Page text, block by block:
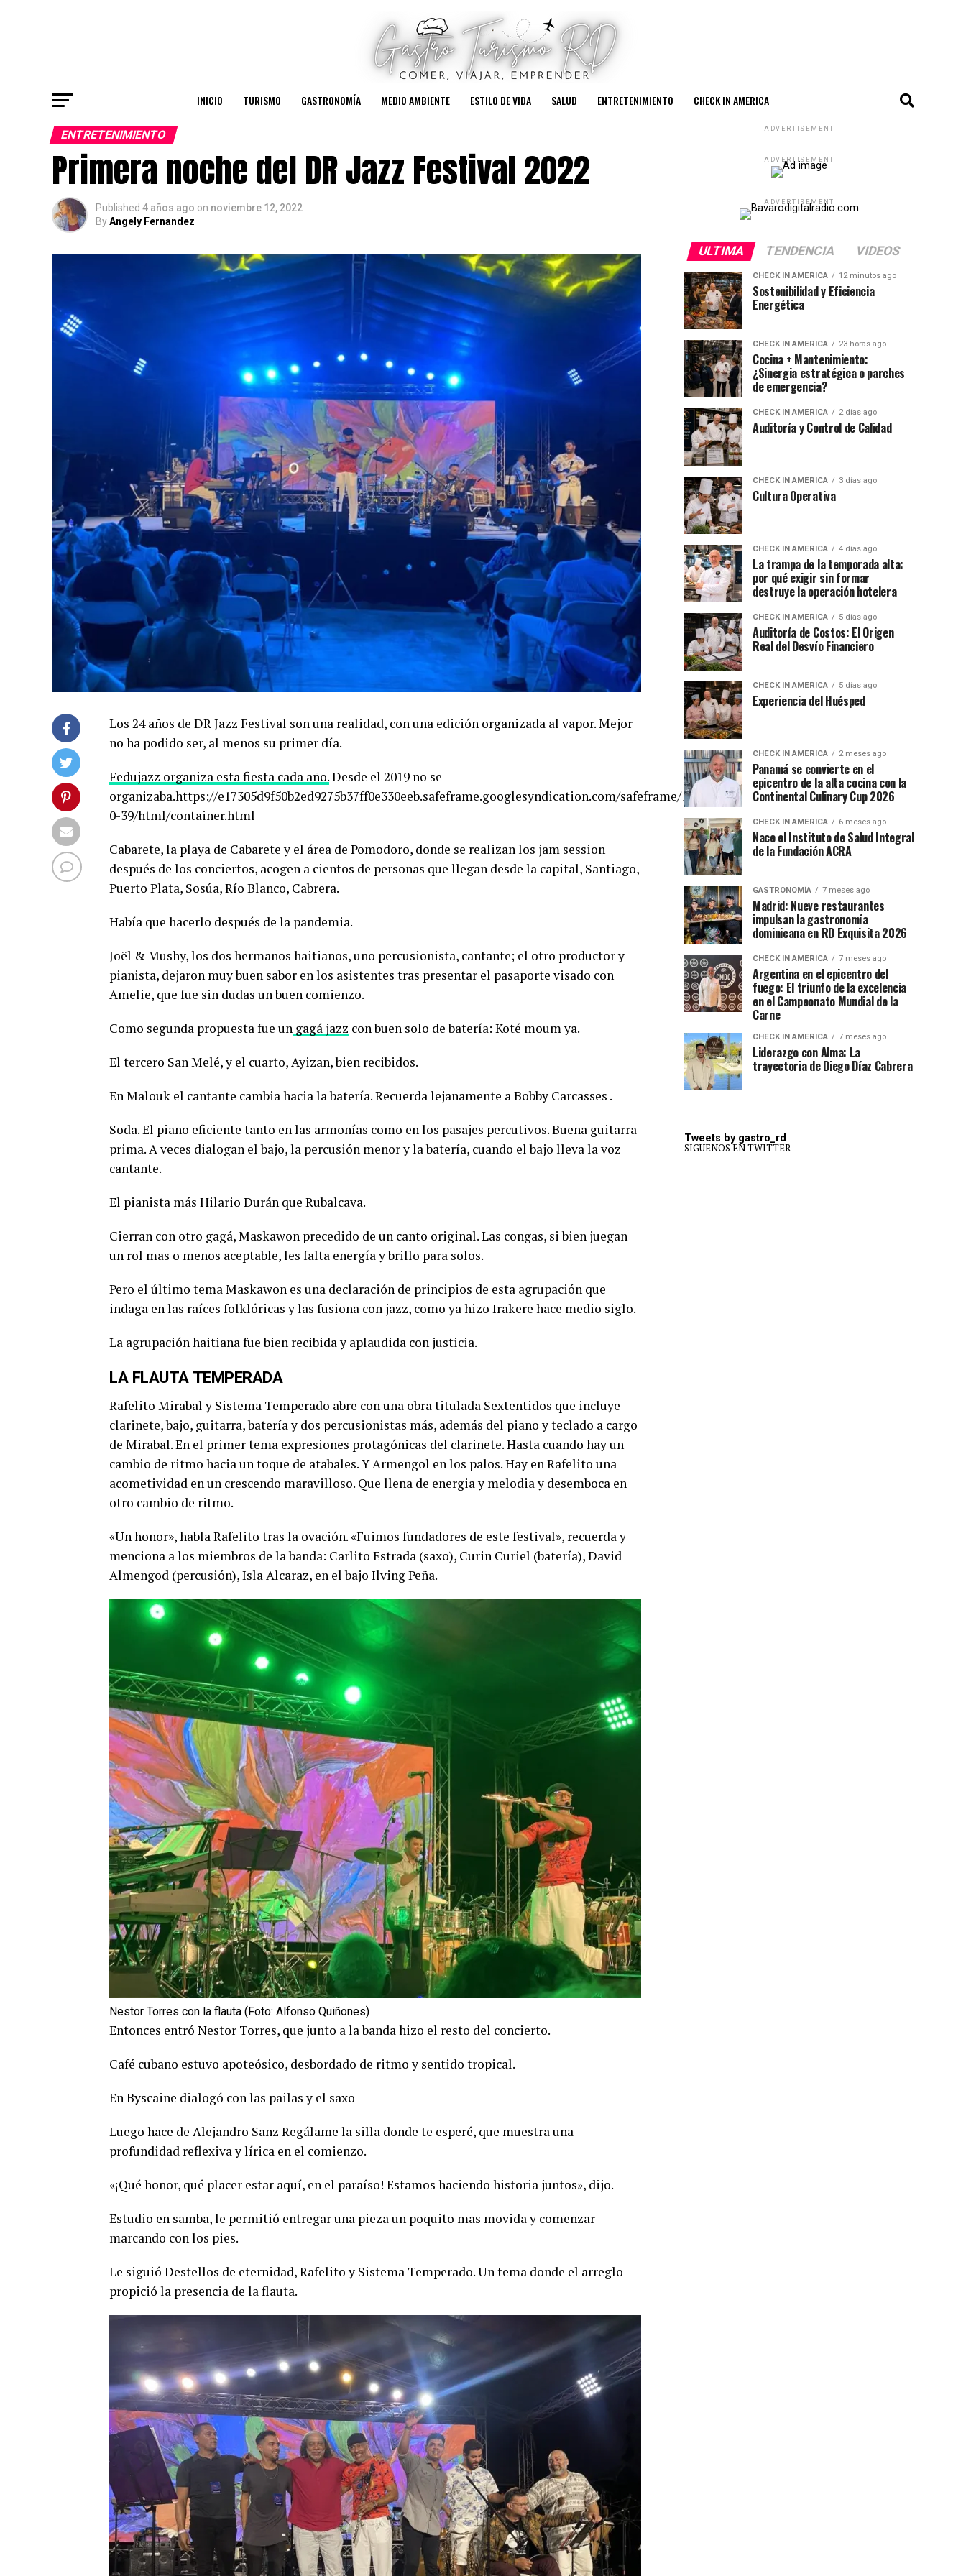
INICIO TURISMO GASTRONOMÍA MEDIO AMBIENTE ESTILO DE VIDA SALUD ENTRETENIMIENTO CHECK IN AMERICA
ENTRETENIMIENTO
Primera noche del DR Jazz Festival 2022
Published 4 años ago on noviembre 12, 2022
ByAngely Fernandez
Los 24 años de DR Jazz Festival son una realidad, con una edición organizada al vapor. Mejor
no ha podido ser, al menos su primer día.
Fedujazz organiza esta fiesta cada año.Desde el 2019 no se
organizaba.https://e17305d9f50b2ed9275b37ff0e330eeb.safeframe.googlesyndication.com/safeframe/1-
0-39/html/container.html
Cabarete, la playa de Cabarete y el área de Pomodoro, donde se realizan los jam session
después de los conciertos, acogen a cientos de personas que llegan desde la capital, Santiago,
Puerto Plata, Sosúa, Río Blanco, Cabrera.
Había que hacerlo después de la pandemia.
Joël & Mushy, los dos hermanos haitianos, uno percusionista, cantante; el otro productor y
pianista, dejaron muy buen sabor en los asistentes tras presentar el pasaporte visado con
Amelie, que fue sin dudas un buen comienzo.
Como segunda propuesta fue un gagá jazz con buen solo de batería: Koté moum ya.
El tercero San Melé, y el cuarto, Ayizan, bien recibidos.
En Malouk el cantante cambia hacia la batería. Recuerda lejanamente a Bobby Carcasses .
Soda. El piano eficiente tanto en las armonías como en los pasajes percutivos. Buena guitarra
prima. A veces dialogan el bajo, la percusión menor y la batería, cuando el bajo lleva la voz
cantante.
El pianista más Hilario Durán que Rubalcava.
Cierran con otro gagá, Maskawon precedido de un canto original. Las congas, si bien juegan
un rol mas o menos aceptable, les falta energía y brillo para solos.
Pero el último tema Maskawon es una declaración de principios de esta agrupación que
indaga en las raíces folklóricas y las fusiona con jazz, como ya hizo Irakere hace medio siglo.
La agrupación haitiana fue bien recibida y aplaudida con justicia.
LA FLAUTA TEMPERADA
Rafelito Mirabal y Sistema Temperado abre con una obra titulada Sextentidos que incluye
clarinete, bajo, guitarra, batería y dos percusionistas más, además del piano y teclado a cargo
de Mirabal. En el primer tema expresiones protagónicas del clarinete. Hasta cuando hay un
cambio de ritmo hacia un toque de atabales. Y Armengol en los palos. Hay en Rafelito una
acometividad en un crescendo maravilloso. Que llena de energia y melodia y desemboca en
otro cambio de ritmo.
«Un honor», habla Rafelito tras la ovación. «Fuimos fundadores de este festival», recuerda y
menciona a los miembros de la banda: Carlito Estrada (saxo), Curin Curiel (batería), David
Almengod (percusión), Isla Alcaraz, en el bajo Ilving Peña.
Nestor Torres con la flauta (Foto: Alfonso Quiñones)
Entonces entró Nestor Torres, que junto a la banda hizo el resto del concierto.
Café cubano estuvo apoteósico, desbordado de ritmo y sentido tropical.
En Byscaine dialogó con las pailas y el saxo
Luego hace de Alejandro Sanz Regálame la silla donde te esperé, que muestra una
profundidad reflexiva y lírica en el comienzo.
«¡Qué honor, qué placer estar aquí, en el paraíso! Estamos haciendo historia juntos», dijo.
Estudio en samba, le permitió entregar una pieza un poquito mas movida y comenzar
marcando con los pies.
Le siguió Destellos de eternidad, Rafelito y Sistema Temperado. Un tema donde el arreglo
propició la presencia de la flauta.
ADVERTISEMENT
ADVERTISEMENT
ADVERTISEMENT
ULTIMA TENDENCIA VIDEOS
CHECK IN AMERICA 12 minutos ago
Sostenibilidad y Eficiencia
Energética
CHECK IN AMERICA 23 horas ago
Cocina + Mantenimiento:
¿Sinergia estratégica o parches
de emergencia?
CHECK IN AMERICA 2 días ago
Auditoría y Control de Calidad
CHECK IN AMERICA 3 días ago
Cultura Operativa
CHECK IN AMERICA 4 días ago
La trampa de la temporada alta:
por qué exigir sin formar
destruye la operación hotelera
CHECK IN AMERICA 5 días ago
Auditoría de Costos: El Origen
Real del Desvío Financiero
CHECK IN AMERICA 5 días ago
Experiencia del Huésped
CHECK IN AMERICA 2 meses ago
Panamá se convierte en el
epicentro de la alta cocina con la
Continental Culinary Cup 2026
CHECK IN AMERICA 6 meses ago
Nace el Instituto de Salud Integral
de la Fundación ACRA
GASTRONOMÍA 7 meses ago
Madrid: Nueve restaurantes
impulsan la gastronomía
dominicana en RD Exquisita 2026
CHECK IN AMERICA 7 meses ago
Argentina en el epicentro del
fuego: El triunfo de la excelencia
en el Campeonato Mundial de la
Carne
CHECK IN AMERICA 7 meses ago
Liderazgo con Alma: La
trayectoria de Diego Díaz Cabrera
Tweets by gastro_rd
SIGUENOS EN TWITTER